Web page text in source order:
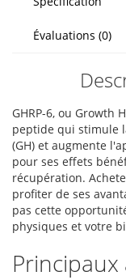
Évaluations (0)
GHRP-6, ou Growth
peptide qui stimule
(GH) et augmente
pour ses effets
récupération.
profiter de ses
pas cette
physiques et votre
Principaux